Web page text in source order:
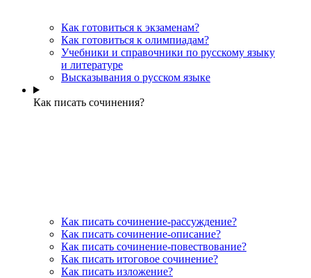
Как готовиться к экзаменам?
Как готовиться к олимпиадам?
Учебники и справочники по русскому языку
и литературе
Высказывания о русском языке
Как писать сочинения?
Как писать сочинение-рассуждение?
Как писать сочинение-описание?
Как писать сочинение-повествование?
Как писать итоговое сочинение?
Как писать изложение?